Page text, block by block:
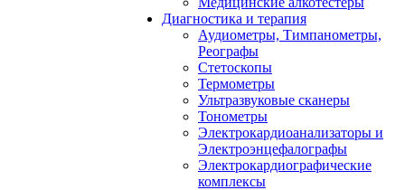
Диагностика и терапия
Аудиометры, Тимпанометры,
Реографы
Стетоскопы
Термометры
Ультразвуковые сканеры
Тонометры
Электрокардиоанализаторы и
Электроэнцефалографы
Электрокардиографические
комплексы